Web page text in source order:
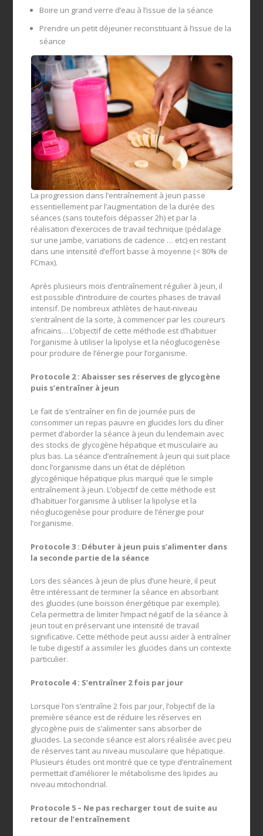
Boire un grand verre d’eau à l’issue de la séance
Prendre un petit déjeuner reconstituant à l’issue de la
séance
La progression dans l’entraînement à jeun passe
essentiellement par l’augmentation de la durée des
séances (sans toutefois dépasser 2h) et par la
réalisation d’exercices de travail technique (pédalage
sur une jambe, variations de cadence … etc) en restant
dans une intensité d’effort basse à moyenne (< 80% de
FCmax).
Après plusieurs mois d’entraînement régulier à jeun, il
est possible d’introduire de courtes phases de travail
intensif. De nombreux athlètes de haut-niveau
s’entraînent de la sorte, à commencer par les coureurs
africains… L’objectif de cette méthode est d’habituer
l’organisme à utiliser la lipolyse et la néoglucogenèse
pour produire de l’énergie pour l’organisme.
Protocole 2 : Abaisser ses réserves de glycogène
puis s’entraîner à jeun
Le fait de s’entraîner en fin de journée puis de
consommer un repas pauvre en glucides lors du dîner
permet d’aborder la séance à jeun du lendemain avec
des stocks de glycogène hépatique et musculaire au
plus bas. La séance d’entraînement à jeun qui suit place
donc l’organisme dans un état de déplétion
glycogénique hépatique plus marqué que le simple
entraînement à jeun. L’objectif de cette méthode est
d’habituer l’organisme à utiliser la lipolyse et la
néoglucogenèse pour produire de l’énergie pour
l’organisme.
Protocole 3 : Débuter à jeun puis s’alimenter dans
la seconde partie de la séance
Lors des séances à jeun de plus d’une heure, il peut
être intéressant de terminer la séance en absorbant
des glucides (une boisson énergétique par exemple).
Cela permettra de limiter l’impact négatif de la séance à
jeun tout en préservant une intensité de travail
significative. Cette méthode peut aussi aider à entraîner
le tube digestif a assimiler les glucides dans un contexte
particulier.
Protocole 4 : S’entraîner 2 fois par jour
Lorsque l’on s’entraîne 2 fois par jour, l’objectif de la
première séance est de réduire les réserves en
glycogène puis de s’alimenter sans absorber de
glucides. La seconde séance est alors réalisée avec peu
de réserves tant au niveau musculaire que hépatique.
Plusieurs études ont montré que ce type d’entraînement
permettait d’améliorer le métabolisme des lipides au
niveau mitochondrial.
Protocole 5 – Ne pas recharger tout de suite au
retour de l’entraînement